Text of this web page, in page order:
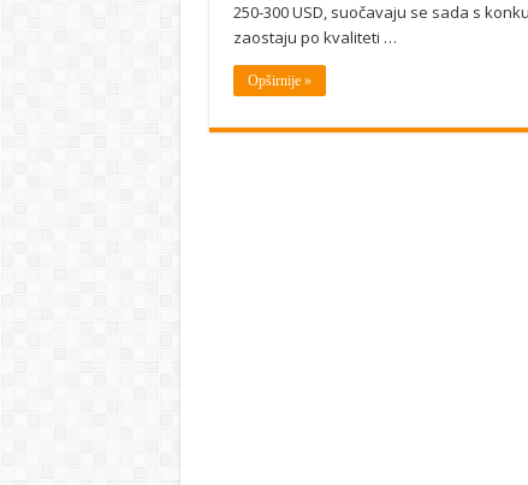
250-300 USD, suočavaju se sada s
zaostaju po kvaliteti …
Opširnije »